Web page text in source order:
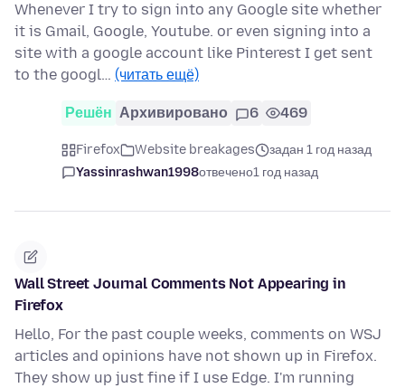
Whenever I try to sign into any Google site whether
it is Gmail, Google, Youtube. or even signing into a
site with a google account like Pinterest I get sent
to the googl… (читать ещё)
Решён Архивировано 6 469
Firefox Website breakages
задан 1 год назад
Yassinrashwan1998отвечено1 год назад
Wall Street Journal Comments Not Appearing in
Firefox
Hello, For the past couple weeks, comments on WSJ
articles and opinions have not shown up in Firefox.
They show up just fine if I use Edge. I'm running